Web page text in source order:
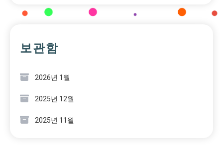
보관함
2026년 1월
2025년 12월
2025년 11월